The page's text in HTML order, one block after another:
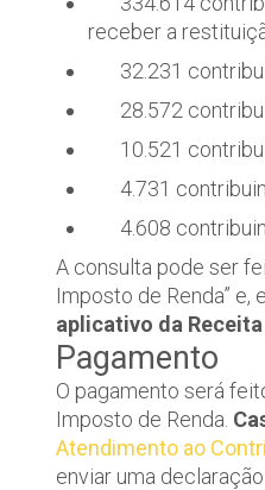
receber a
32.231
28.572
10.521
4.731
4.608
A consulta pode ser
Imposto de Renda” e,
aplicativo da
Pagamento
O pagamento será
Imposto de Renda.
Atendimento ao
enviar uma